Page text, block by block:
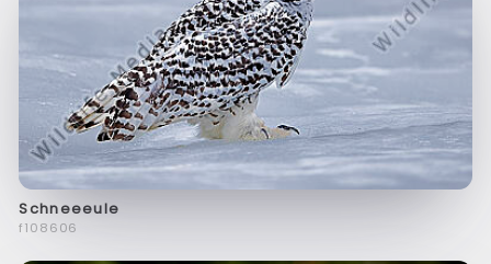
Schneeeule
f108606